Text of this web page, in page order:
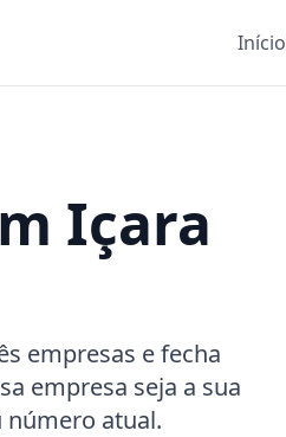
Início
Içara
empresas e fecha
empresa seja a sua
atual.